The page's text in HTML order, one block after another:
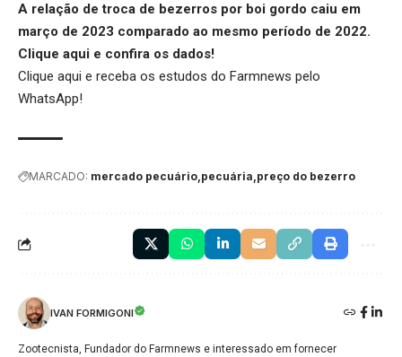
A relação de troca de bezerros por boi gordo caiu em
março de 2023 comparado ao mesmo período de 2022.
Clique aqui e confira os dados!
Clique aqui e receba os estudos do Farmnews pelo
WhatsApp!
MARCADO: mercado pecuário pecuária preço do bezerro
IVAN FORMIGONI
Zootecnista, Fundador do Farmnews e interessado em fornecer